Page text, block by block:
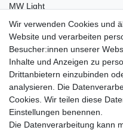
MW Light
Anfragen von Herstellern
Sie sind Lampen-Hersteller
der Schweiz?
Kontaktieren Sie uns per
Schweiz
Wir verwenden Cookies und
Website und verarbeiten
Besucher:innen unserer
Inhalte und Anzeigen zu
Drittanbietern einzubinden
analysieren. Die
Cookies. Wir teilen diese
Einstellungen benennen.
Die Datenverarbeitung kann